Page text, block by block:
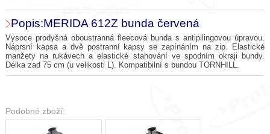
Popis:MERIDA 612Z bunda červená
Vysoce prodyšná oboustranná fleecová bunda s antipilingovou úpravou.
Náprsní kapsa a dvě postranní kapsy se zapínáním na zip. Elastické
manžety na rukávech a elastické stahování ve spodním okraji bundy.
Délka zad 75 cm (u velikosti L). Kompatibilní s bundou TORNHILL.
Podobné zboží: